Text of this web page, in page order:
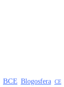
BCE Blogosfera CE